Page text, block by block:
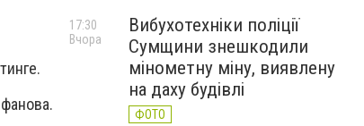
Вибухотехніки поліції
Сумщини знешкодили
мінометну міну, виявлену
на даху будівлі
ФОТО
17:30
Вчора